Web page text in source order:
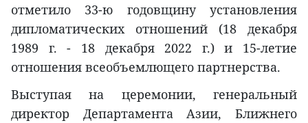
отметило 33-ю годовщину установления
дипломатических отношений (18 декабря
1989 г. - 18 декабря 2022 г.) и 15-летие
отношения всеобъемлющего партнерства.
Выступая на церемонии, генеральный
директор Департамента Азии, Ближнего